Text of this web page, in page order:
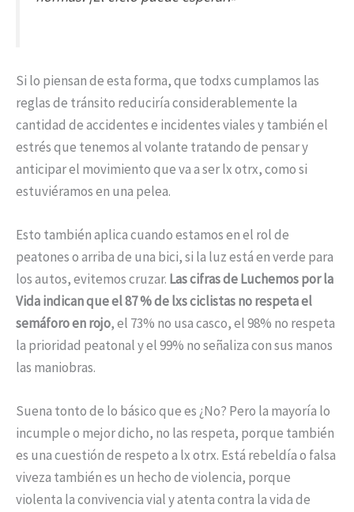
Si lo piensan de esta forma, que todxs cumplamos las
reglas de tránsito reduciría considerablemente la
cantidad de accidentes e incidentes viales y también el
estrés que tenemos al volante tratando de pensar y
anticipar el movimiento que va a ser lx otrx, como si
estuviéramos en una pelea.
Esto también aplica cuando estamos en el rol de
peatones o arriba de una bici, si la luz está en verde para
los autos, evitemos cruzar. Las cifras de Luchemos por la
Vida indican que el 87 % de lxs ciclistas no respeta el
semáforo en rojo, el 73% no usa casco, el 98% no respeta
la prioridad peatonal y el 99% no señaliza con sus manos
las maniobras.
Suena tonto de lo básico que es ¿No? Pero la mayoría lo
incumple o mejor dicho, no las respeta, porque también
es una cuestión de respeto a lx otrx. Está rebeldía o falsa
viveza también es un hecho de violencia, porque
violenta la convivencia vial y atenta contra la vida de